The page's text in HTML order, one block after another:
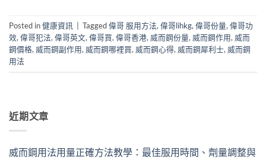
Posted in健康資訊 Tagged偉哥 服用方法,偉哥lihkg,偉哥份量,偉哥功
效,偉哥犯法,偉哥英文,偉哥買,偉哥香港, 威而鋼份量, 威而鋼作用, 威而
鋼價格, 威而鋼副作用, 威而鋼哪裡買, 威而鋼心得, 威而鋼犀利士, 威而鋼
用法
近期文章
威而鋼用法用量正確方法教學：最佳服用時間、劑量調整與